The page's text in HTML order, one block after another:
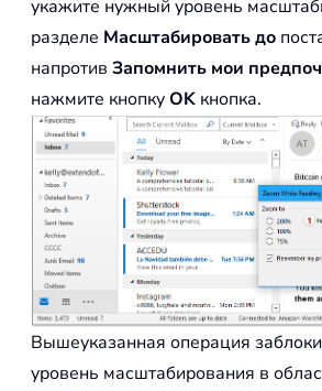
укажите нужный уровень
разделе Масштабировать до
напротив Запомнить мои
нажмите кнопкуOK кнопка.
Вышеуказанная операция
уровень масштабирования в